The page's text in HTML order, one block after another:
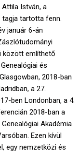
Attila István, a
tagja tartotta fenn.
január 6-án
között említhető
és
2018-ban
a 27.
ben Londonban, a 4.
2018-ban a
Akadémia
Ezen kívül
egy nemzetközi és